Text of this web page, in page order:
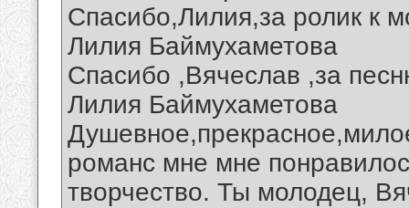
Спасибо,Лилия,за ролик к
Лилия Баймухаметова
Спасибо ,Вячеслав ,за
Лилия Баймухаметова
романс мне мне
творчество. Ты молодец,